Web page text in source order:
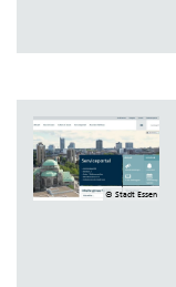
© Stadt Essen